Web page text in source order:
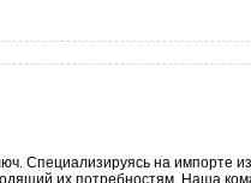
Специализируясь на импорте